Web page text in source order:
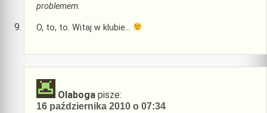
problemem.
O, to, to. Witaj w klubie…
Olaboga pisze:
16 października 2010 o 07:34